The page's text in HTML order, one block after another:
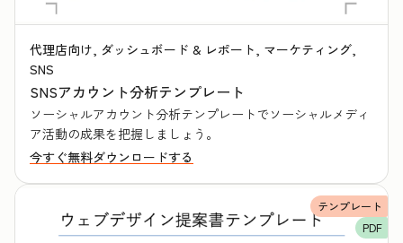
代理店向け, ダッシュボード & レポート, マーケティング,
SNS
SNSアカウント分析テンプレート
ソーシャルアカウント分析テンプレートでソーシャルメディ
ア活動の成果を把握しましょう。
今すぐ無料ダウンロードする
テンプレート
PDF